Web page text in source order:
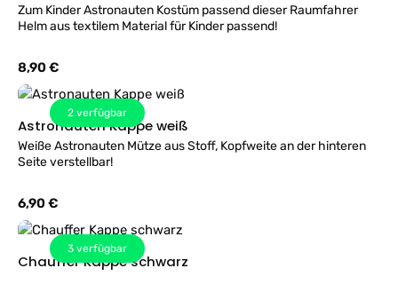
Zum Kinder Astronauten Kostüm passend dieser Raumfahrer
Helm aus textilem Material für Kinder passend!
Regulärer Preis:
8,90 €
2 verfügbar
Astronauten Kappe weiß
Weiße Astronauten Mütze aus Stoff, Kopfweite an der hinteren
Seite verstellbar!
Regulärer Preis:
6,90 €
3 verfügbar
Chauffer Kappe schwarz